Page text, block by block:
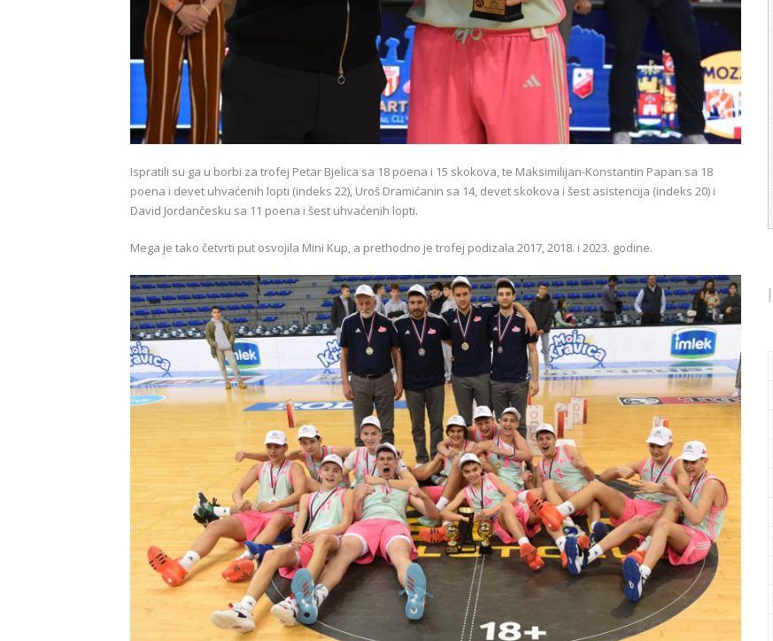
Ispratili su ga u borbi za trofej Petar Bjelica sa 18 poena i 15 skokova, te Maksimilijan-Konstantin Papan sa 18
poena i devet uhvaćenih lopti (indeks 22), Uroš Dramićanin sa 14, devet skokova i šest asistencija (indeks 20) i
David Jordančesku sa 11 poena i šest uhvaćenih lopti.
Mega je tako četvrti put osvojila Mini Kup, a prethodno je trofej podizala 2017, 2018. i 2023. godine.